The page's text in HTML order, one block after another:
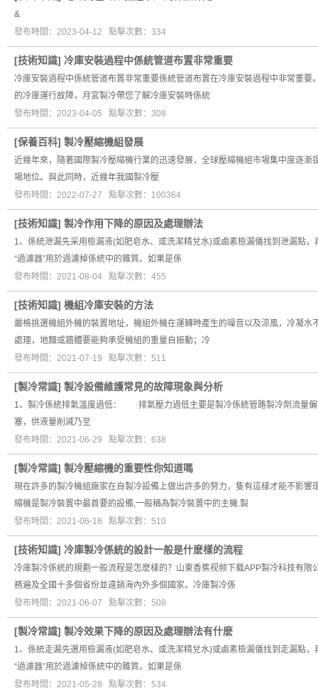
&
發布時間：2023-04-12 點擊次數：334
[技術知識] 冷庫安裝過程中係統管道布置非常重要
冷庫安裝過程中係統管道布置非常重要係統管道布置在冷庫安裝過程中非常重
的冷庫運行故障，月宮製冷帶您了解冷庫安裝時係統
發布時間：2023-04-05 點擊次數：308
[保養百科] 製冷壓縮機組發展
近幾年來，隨著國際製冷壓縮機行業的迅速發展，全球壓縮機組市場集中度逐
場地位。與此同時，近幾年我國製冷壓
發布時間：2022-07-27 點擊次數：100364
[技術知識] 製冷作用下降的原因及處理辦法
1、係統泄漏先采用檢漏液(如肥皂水、或洗潔精兌水)或鹵素檢漏儀找到泄漏點
“過濾器”用於過濾掉係統中的雜質。如果是係
發布時間：2021-08-04 點擊次數：455
[技術知識] 機組冷庫安裝的方法
嚴格挑選機組外機的裝置地址，機組外機在運轉時產生的噪音以及涼風，冷凝
處理，地麵或牆體要能夠承受機組的重量自振動；冷
發布時間：2021-07-19 點擊次數：511
[製冷常識] 製冷設備維護常見的故障現象與分析
1、製冷係統排氣溫度過低： 排氣壓力過低主要是製冷係統管路製冷劑流
塞，供液量削減乃至
發布時間：2021-06-29 點擊次數：638
[製冷常識] 製冷壓縮機的重要性你知道嗎
現在許多的製冷機組廠家在自製冷設備上做出許多的努力，隻有這樣才能不影
縮機是製冷裝置中最首要的設備,一般稱為製冷裝置中的主機.製
發布時間：2021-06-18 點擊次數：510
[技術知識] 冷庫製冷係統的設計一般是什麽樣的流程
冷庫製冷係統的規劃一般流程是怎麽樣的？山東香蕉视频下载APP製冷科技有
務遍及全國十多個省份並遠銷海內外多個國家。冷庫製冷係
發布時間：2021-06-07 點擊次數：508
[製冷常識] 製冷效果下降的原因及處理辦法有什麽
1、係統走漏先選用檢漏液(如肥皂水、或洗潔精兌水)或鹵素檢漏儀找到走漏點
“過濾器”用於過濾掉係統中的雜質。如果是係
發布時間：2021-05-28 點擊次數：534